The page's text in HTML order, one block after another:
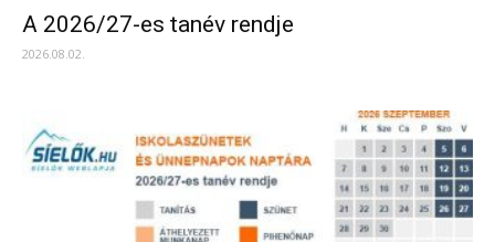
A 2026/27-es tanév rendje
2026.08.02.